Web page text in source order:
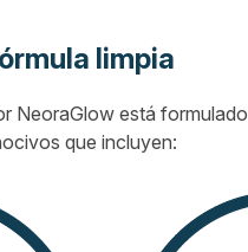
limpia
NeoraGlow está formulado
que incluyen: